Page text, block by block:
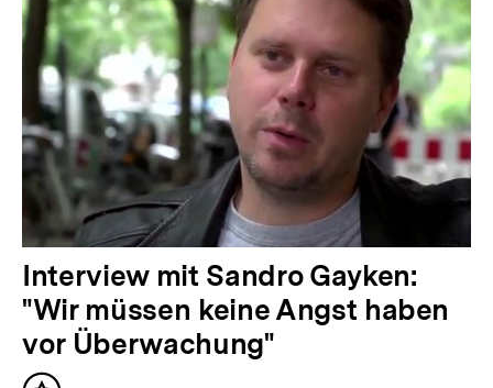
Interview mit Sandro Gayken:
"Wir müssen keine Angst haben
vor Überwachung"